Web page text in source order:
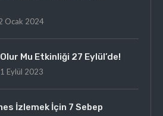
Ocak 2024
Mu Etkinliği 27 Eylül’de!
Eylül 2023
İzlemek İçin 7 Sebep